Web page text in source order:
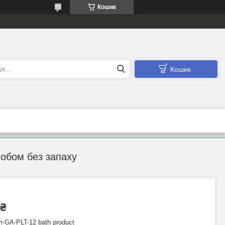
Кошик
Кошик
без запаху
GA-PLT-12 bath product